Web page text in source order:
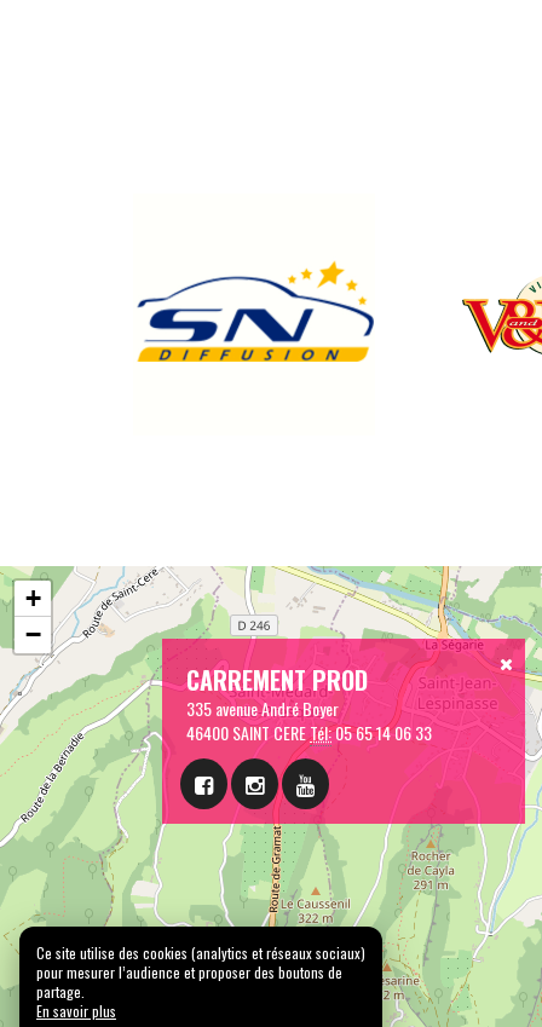
CARREMENT PROD
335 avenue André Boyer
46400 SAINT CERETél:05 65 14 06 33
+
−
Ce site utilise des cookies (analytics et réseaux sociaux)
pour mesurer l’audience et proposer des boutons de
partage.
En savoir plus